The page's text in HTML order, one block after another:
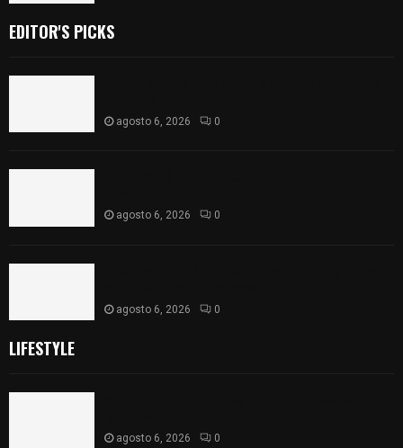
EDITOR'S PICKS
agosto 6, 2026 0
agosto 6, 2026 0
agosto 6, 2026 0
LIFESTYLE
agosto 6, 2026 0